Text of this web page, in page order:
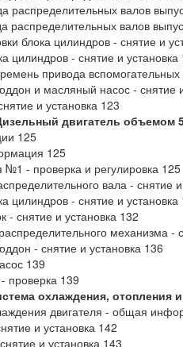
распределительных валов
распределительных валов
блока цилиндров - снятие и
цилиндров - снятие и установка
привода вспомогательных
и масляный насос - снятие
и установка 123
двигатель объемом
125
125
- проверка и регулировка 125
вала - снятие
цилиндров - снятие и установка
- снятие и установка 132
механизма -
- снятие и установка 136
139
проверка 139
охлаждения, отопления
двигателя - общая
и установка 142
и установка 143